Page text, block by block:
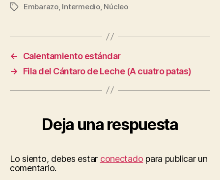
Etiquetas
Embarazo, Intermedio, Núcleo
←
Calentamiento estándar
→
Fila del Cántaro de Leche (A cuatro patas)
Deja una respuesta
Lo siento, debes estar conectado para publicar un
comentario.